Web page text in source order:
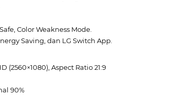
Color Weakness Mode.
Saving, dan LG Switch App.
(2560×1080), Aspect Ratio 21:9
90%